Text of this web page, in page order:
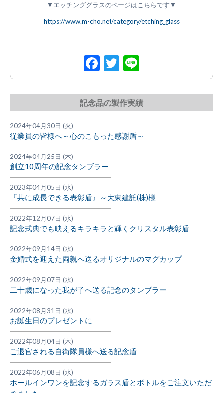
▼エッチンググラスのページはこちらです▼
https://www.m-cho.net/category/etching_glass
Facebook
Twitter
記念品の製作実績
2024年04月30日 (火)
従業員の皆様へ～心のこもった感謝盾～
2024年04月25日 (木)
創立10周年の記念タンブラー
2023年04月05日 (水)
『共に成長できる表彰盾』～大東建託(株)様
2022年12月07日 (水)
記念式典でも映えるキラキラと輝くクリスタル表彰盾
2022年09月14日 (水)
金婚式を迎えた両親へ送るオリジナルのマグカップ
2022年09月07日 (水)
二十歳になった我が子へ送る記念のタンブラー
2022年08月31日 (水)
お誕生日のプレゼントに
2022年08月04日 (木)
ご退官される自衛隊員様へ送る記念盾
2022年06月08日 (水)
ホールインワンを記念するガラス盾とボトルをご注文いただ